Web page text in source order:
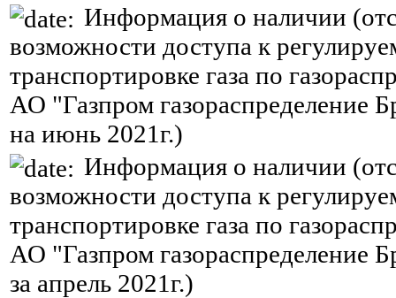
Информация о наличии
возможности доступа к
транспортировке газа по
АО "Газпром газораспределение
на июнь 2021г.)
Информация о наличии
возможности доступа к
транспортировке газа по
АО "Газпром газораспределение
за апрель 2021г.)